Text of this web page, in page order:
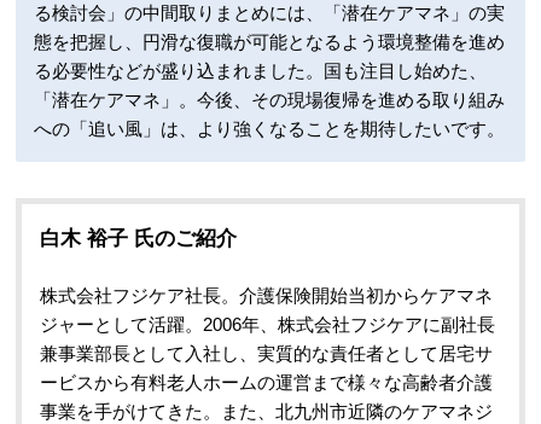
る検討会」の中間取りまとめには、「潜在ケアマネ」の実
態を把握し、円滑な復職が可能となるよう環境整備を進め
る必要性などが盛り込まれました。国も注目し始めた、
「潜在ケアマネ」。今後、その現場復帰を進める取り組み
への「追い風」は、より強くなることを期待したいです。
白木 裕子 氏のご紹介
株式会社フジケア社長。介護保険開始当初からケアマネ
ジャーとして活躍。2006年、株式会社フジケアに副社長
兼事業部長として入社し、実質的な責任者として居宅サ
ービスから有料老人ホームの運営まで様々な高齢者介護
事業を手がけてきた。また、北九州市近隣のケアマネジ